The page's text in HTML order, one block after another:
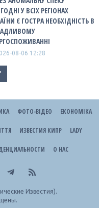
У ВСІХ РЕГІОНАХ
Є ГОСТРА НЕОБХІДНІСТЬ В
08-06 12:28
ФОТО-ВІДЕО ЕКОНОМІКА
ИЗВЕСТИЯ КИПР LADY
О НАС
Известия).